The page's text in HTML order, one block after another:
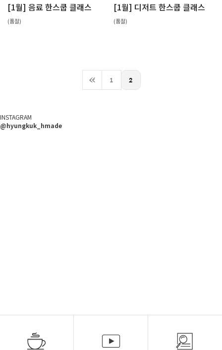
[1월] 음료 한스쿱 클래스
(품절)
[1월] 디저트 한스쿱 클래스
(품절)
<< 1 2
INSTAGRAM
@hyungkuk_hmade